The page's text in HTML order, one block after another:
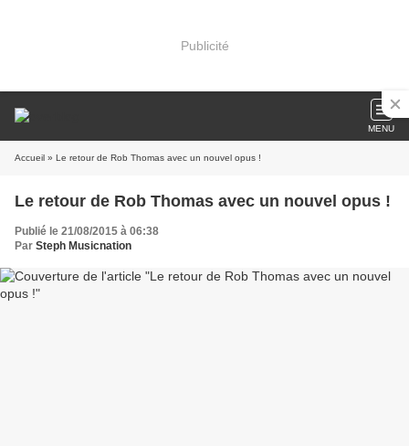
Publicité
MENU
Accueil » Le retour de Rob Thomas avec un nouvel opus !
Le retour de Rob Thomas avec un nouvel opus !
Publié le 21/08/2015 à 06:38
Par Steph Musicnation